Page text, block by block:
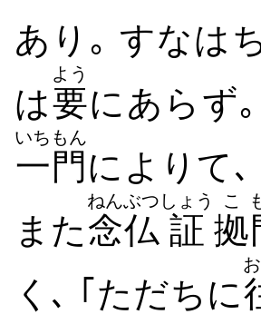
あり｡ すなは
は要
よう
にあらず
一門
いちもん
によりて
また念仏
ねんぶつ
証
しょう
拠
こ
く､ ｢ただちに